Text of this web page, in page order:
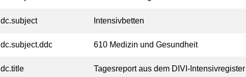
dc.subject Intensivbetten
dc.subject.ddc 610 Medizin und Gesundheit
dc.title Tagesreport aus dem DIVI-Intensivregister